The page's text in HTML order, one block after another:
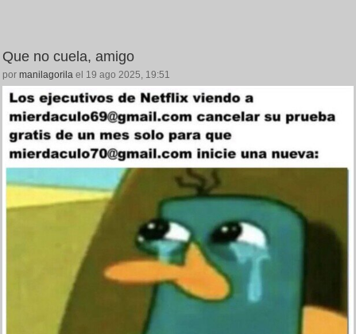
Que no cuela, amigo
por manilagorila el 19 ago 2025, 19:51